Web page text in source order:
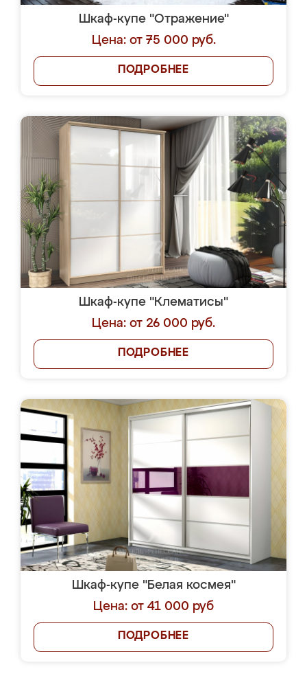
Шкаф-купе "Отражение"
Цена: от 75 000 руб.
ПОДРОБНЕЕ
Шкаф-купе "Клематисы"
Цена: от 26 000 руб.
ПОДРОБНЕЕ
Шкаф-купе "Белая космея"
Цена: от 41 000 руб
ПОДРОБНЕЕ